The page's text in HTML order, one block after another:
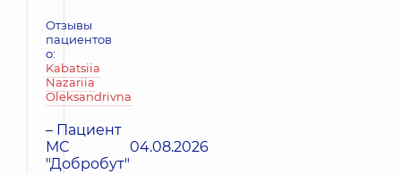
Отзывы
пациентов
о:
Kabatsiia
Nazariia
Oleksandrivna
– Пациент
МС
"Добробут"
04.08.2026